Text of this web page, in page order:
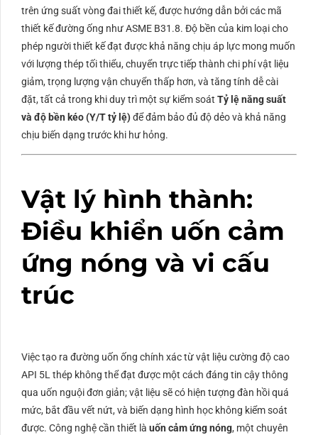
trên ứng suất vòng đai thiết kế, được hướng dẫn bởi các mã
thiết kế đường ống nhưASME B31.8. Độ bền của kim loại cho
phép người thiết kế đạt được khả năng chịu áp lực mong muốn
với lượng thép tối thiểu, chuyển trực tiếp thành chi phí vật liệu
giảm, trọng lượng vận chuyển thấp hơn, và tăng tính dễ cài
đặt, tất cả trong khi duy trì một sự kiểm soát Tỷ lệ năng suất
và độ bền kéo (Y/Ttỷ lệ)để đảm bảo đủ độ dẻo và khả năng
chịu biến dạng trước khi hư hỏng.
Vật lý hình thành:
Điều khiển uốn cảm
ứng nóng và vi cấu
trúc
Việc tạo ra đường uốn ống chính xác từ vật liệu cường độ cao
API 5L thép không thể đạt được một cách đáng tin cậy thông
qua uốn nguội đơn giản; vật liệu sẽ có hiện tượng đàn hồi quá
mức, bắt đầu vết nứt, và biến dạng hình học không kiểm soát
được. Công nghệ cần thiết là uốn cảm ứng nóng, một chuyên